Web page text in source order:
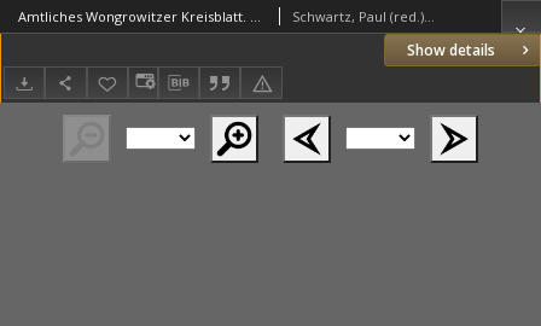
Show details
Amtliches Wongrowitzer Kreisblatt. 1915.11.27 Jg.54 Nr48 Schwartz, Paul (red.) (1853–1940)